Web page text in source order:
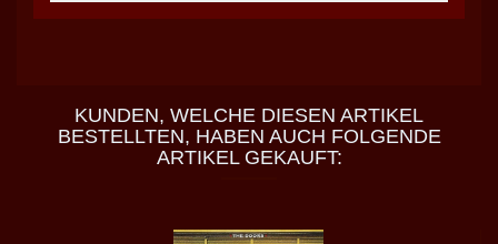
KUNDEN, WELCHE DIESEN ARTIKEL
BESTELLTEN, HABEN AUCH FOLGENDE
ARTIKEL GEKAUFT: